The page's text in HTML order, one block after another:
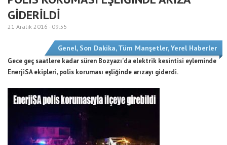
GİDERİLDİ
21 Aralık 2016 - 09:55
Genel, Son Dakika,Tüm Manşetler,Yerel Haberler
Gece geç saatlere kadar süren Bozyazı’da elektrik kesintisi eyleminde
EnerjiSA ekipleri, polis koruması eşliğinde arızayı giderdi.